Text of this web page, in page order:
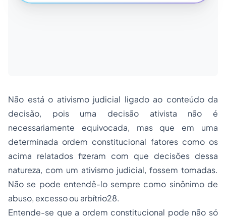
Não está o ativismo judicial ligado ao conteúdo da
decisão, pois uma decisão ativista não é
necessariamente equivocada, mas que em uma
determinada ordem constitucional fatores como os
acima relatados fizeram com que decisões dessa
natureza, com um ativismo judicial, fossem tomadas.
Não se pode entendê-lo sempre como sinônimo de
abuso, excesso ou arbítrio28.
Entende-se que a ordem constitucional pode não só